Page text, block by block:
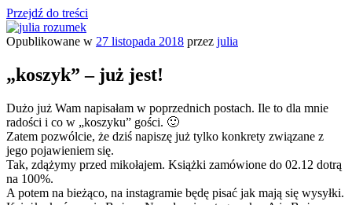
Przejdź do treści
Opublikowane w 27 listopada 2018 przez julia
„koszyk” – już jest!
Dużo już Wam napisałam w poprzednich postach. Ile to dla mnie
radości i co w „koszyku” gości. 🙂
Zatem pozwólcie, że dziś napiszę już tylko konkrety związane z
jego pojawieniem się.
Tak, zdążymy przed mikołajem. Książki zamówione do 02.12 dotrą
na 100%.
A potem na bieżąco, na instagramie będę pisać jak mają się wysyłki.